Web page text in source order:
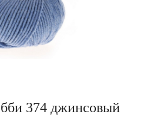
374 джинсовый